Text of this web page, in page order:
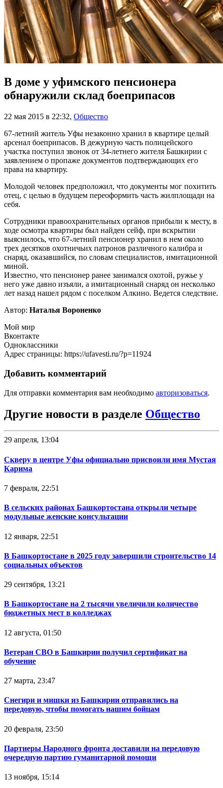
В доме у уфимского пенсионера
обнаружили склад боеприпасов
22 мая 2015 в 22:32, Общество
67-летний житель Уфы незаконно хранил в квартире целый
арсенал боеприпасов. В дежурную часть полицейского
участка поступил звонок от 34-летнего жителя Башкирии с
заявлением о пропаже документов подтверждающих его
права на квартиру.
Молодой человек предположил, что документы мог похитить
отец, с целью в будущем переоформить часть жилплощади на
себя.
Сотрудники правоохранительных органов прибыли к месту, в
ходе осмотра квартиры был найден сейф, при вскрытии
выяснилось, что 67-летний пенсионер хранил в нем около
трех десятков охотничьих патронов различного калибра и
снаряд, оказавшийся, по словам специалистов, имитационной
миной.
Известно, что пенсионер ранее занимался охотой, ружье у
него уже давно изъяли, а имитационный снаряд он несколько
лет назад нашел рядом с поселком Алкино. Ведется следствие.
Автор: Наталья Вороненко
Мой мир
Вконтакте
Одноклассники
Адрес страницы: https://ufavesti.ru/?p=11924
Добавить комментарий
Для отправки комментария вам необходимо авторизоваться.
Другие новости в разделе Общество
29 апреля, 13:04
Скверу в центре Уфы официально присвоили имя Мустая
Карима
7 февраля, 22:51
В сельских районах Башкортостана открыли четыре
модульные женские консультации
12 января, 22:51
В Башкортостане в 2025 году завершили строительство 14
социальных объектов
29 сентября, 13:21
В Башкортостане на 2 тысячи увеличили количество
бюджетных мест в колледжах
12 августа, 01:50
Ветеран СВО в Башкирии получил сертификат на
обучение
27 марта, 23:47
Снегири и мишки из Башкирии отправились на
передовую, чтобы помогать нашим бойцам
20 февраля, 23:50
Партнеры Народного фронта доставили на передовую
очередную партию гуманитарной помощи
13 ноября, 15:14